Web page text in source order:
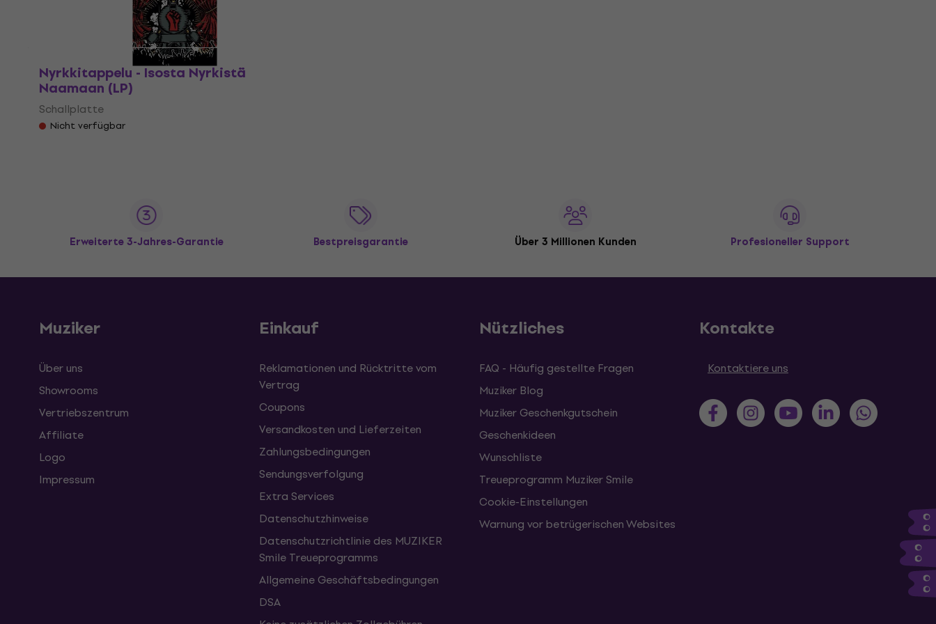
Nyrkkitappelu - Isosta Nyrkistä
Naamaan (LP)
Schallplatte
Nicht verfügbar
Erweiterte 3-Jahres-Garantie Bestpreisgarantie Über 3 Millionen Kunden Profesioneller Support
Muziker
Über uns
Showrooms
Vertriebszentrum
Affiliate
Logo
Impressum
Einkauf
Reklamationen und Rücktritte vom
Vertrag
Coupons
Versandkosten und Lieferzeiten
Zahlungsbedingungen
Sendungsverfolgung
Extra Services
Datenschutzhinweise
Datenschutzrichtlinie des MUZIKER
Smile Treueprogramms
Allgemeine Geschäftsbedingungen
DSA
Nützliches
FAQ - Häufig gestellte Fragen
Muziker Blog
Muziker Geschenkgutschein
Geschenkideen
Wunschliste
Treueprogramm Muziker Smile
Cookie-Einstellungen
Warnung vor betrügerischen Websites
Kontakte
Kontaktiere uns